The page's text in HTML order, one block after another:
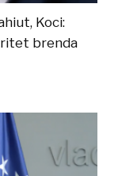
Koci:
brenda